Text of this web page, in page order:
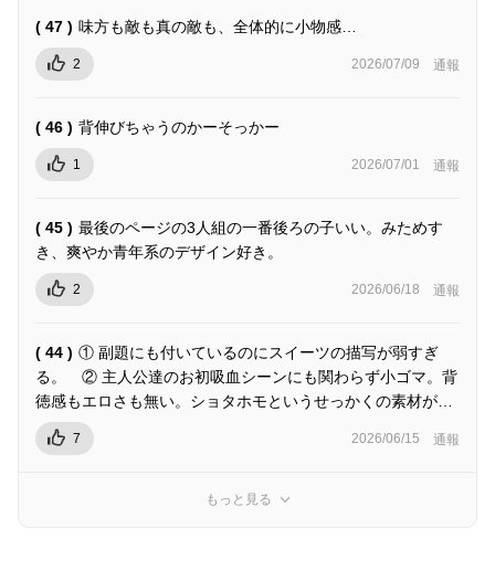
( 47 ) 味方も敵も真の敵も、全体的に小物感…
2 2026/07/09 通報
( 46 ) 背伸びちゃうのかーそっかー
1 2026/07/01 通報
( 45 ) 最後のページの3人組の一番後ろの子いい。みためす
き、爽やか青年系のデザイン好き。
2 2026/06/18 通報
( 44 ) ① 副題にも付いているのにスイーツの描写が弱すぎ
る。 ② 主人公達のお初吸血シーンにも関わらず小ゴマ。背
徳感もエロさも無い。ショタホモというせっかくの素材が…
7 2026/06/15 通報
もっと見る